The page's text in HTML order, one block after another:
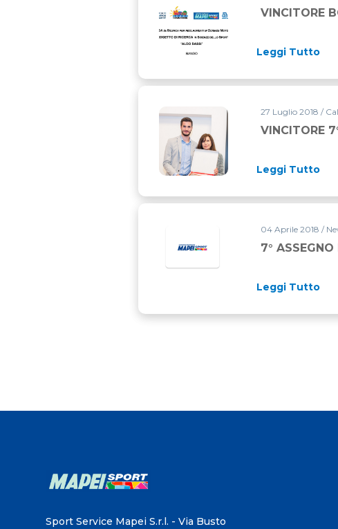
VINCITORE
Leggi Tutto
27 Luglio 2018 /
VINCITORE
Leggi Tutto
04 Aprile 2018 /
7°
Leggi Tutto
Sport Service Mapei S.r.l. - Via Busto